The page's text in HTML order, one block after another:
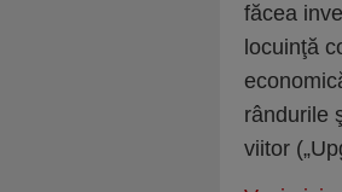
făcea
locuinţă
rândurile
viitor